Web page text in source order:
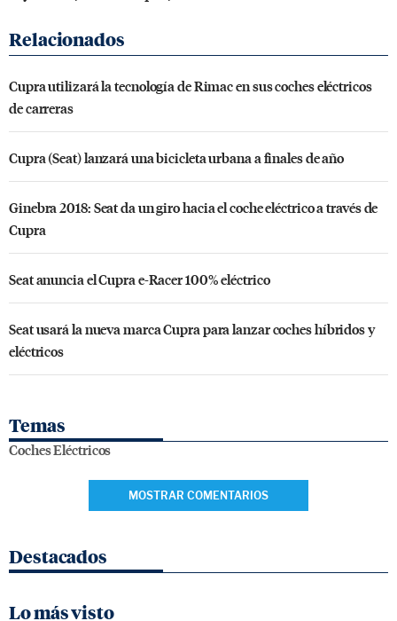
Cupra utilizará la tecnología de Rimac en sus coches eléctricos
de carreras
Cupra (Seat) lanzará una bicicleta urbana a finales de año
Ginebra 2018: Seat da un giro hacia el coche eléctrico a través de
Cupra
Seat anuncia el Cupra e-Racer 100% eléctrico
Seat usará la nueva marca Cupra para lanzar coches híbridos y
eléctricos
Temas
Coches Eléctricos
MOSTRAR COMENTARIOS
Destacados
Lo más visto